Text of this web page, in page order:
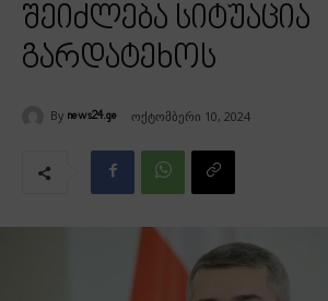
შეიძლება სიტუაცია
გარდატეხოს
By news24.ge ოქტომბერი 10, 2024